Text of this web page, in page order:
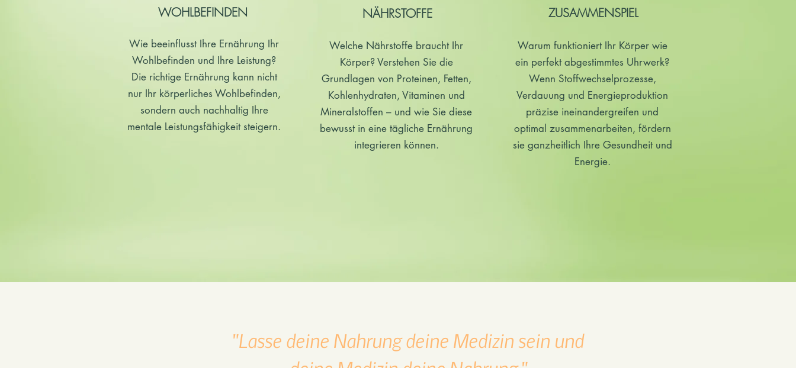
WOHLBEFINDEN
Wie beeinflusst Ihre Ernährung Ihr
Wohlbefinden und Ihre Leistung?
Die richtige Ernährung kann nicht
nur Ihr körperliches Wohlbefinden,
sondern auch nachhaltig Ihre
mentale Leistungsfähigkeit steigern.
NÄHRSTOFFE
Welche Nährstoffe braucht Ihr
Körper? Verstehen Sie die
Grundlagen von Proteinen, Fetten,
Kohlenhydraten, Vitaminen und
Mineralstoffen – und wie Sie diese
bewusst in eine tägliche Ernährung
integrieren können.
ZUSAMMENSPIEL
Warum funktioniert Ihr Körper wie
ein perfekt abgestimmtes Uhrwerk?
Wenn Stoffwechselprozesse,
Verdauung und Energieproduktion
präzise ineinandergreifen und
optimal zusammenarbeiten, fördern
sie ganzheitlich Ihre Gesundheit und
Energie.
"Lasse deine Nahrung deine Medizin sein und